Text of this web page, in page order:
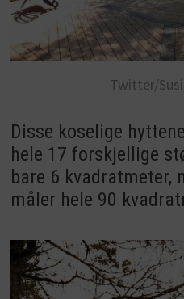
Twitter/
Disse koselige
hele 17 forskjellige
bare 6 kvadratmeter,
måler hele 90